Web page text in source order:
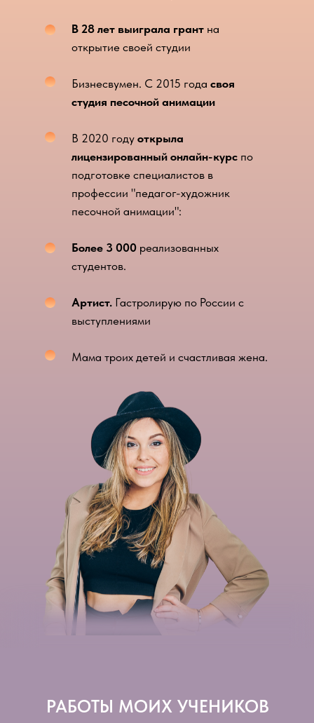
В 28 лет выиграла грант на
открытие своей студии
Бизнесвумен. С 2015 года своя
студия песочной анимации
В 2020 году открыла
лицензированный онлайн-курс по
подготовке специалистов в
профессии "педагог-художник
песочной анимации":
Более 3 000 реализованных
студентов.
Артист. Гастролирую по России с
выступлениями
Мама троих детей и счастливая жена.
РАБОТЫ МОИХ УЧЕНИКОВ